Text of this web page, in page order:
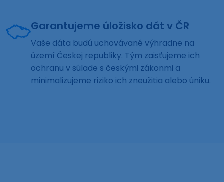
Garantujeme úložisko dát v ČR
Vaše dáta budú uchovávané výhradne na
území Českej republiky. Tým zaisťujeme ich
ochranu v súlade s českými zákonmi a
minimalizujeme riziko ich zneužitia alebo úniku.